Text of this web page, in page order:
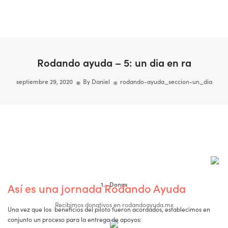
Rodando ayuda – 5: un dia en ra
septiembre 29, 2020 By Daniel rodando-ayuda_seccion-un_dia
1.- Donas
Recibimos donativos en rodandoayuda.mx
Así es una jornada Rodando Ayuda
Una vez que los beneficios del piloto fueron acordados, establecimos en
conjunto un proceso para la entrega de apoyos: